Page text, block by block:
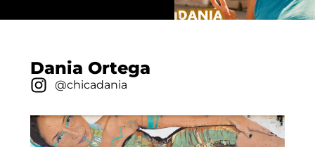
Dania Ortega
@chicadania